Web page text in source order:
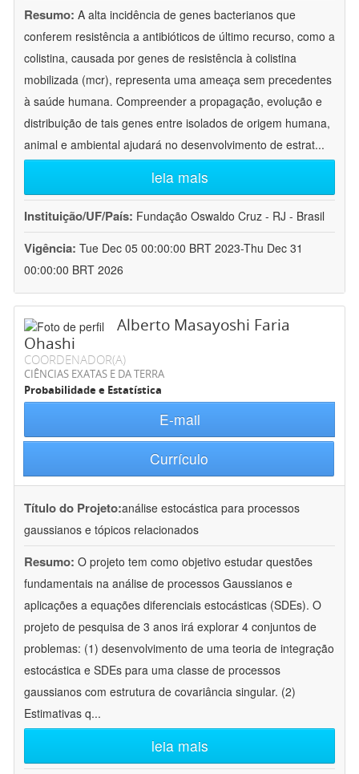
Resumo: A alta incidência de genes bacterianos que
conferem resistência a antibióticos de último recurso, como a
colistina, causada por genes de resistência à colistina
mobilizada (mcr), representa uma ameaça sem precedentes
à saúde humana. Compreender a propagação, evolução e
distribuição de tais genes entre isolados de origem humana,
animal e ambiental ajudará no desenvolvimento de estrat...
leia mais
Instituição/UF/País: Fundação Oswaldo Cruz - RJ - Brasil
Vigência: Tue Dec 05 00:00:00 BRT 2023-Thu Dec 31
00:00:00 BRT 2026
Alberto Masayoshi Faria
Ohashi
COORDENADOR(A)
CIÊNCIAS EXATAS E DA TERRA
Probabilidade e Estatística
E-mail
Currículo
Título do Projeto:análise estocástica para processos
gaussianos e tópicos relacionados
Resumo: O projeto tem como objetivo estudar questões
fundamentais na análise de processos Gaussianos e
aplicações a equações diferenciais estocásticas (SDEs). O
projeto de pesquisa de 3 anos irá explorar 4 conjuntos de
problemas: (1) desenvolvimento de uma teoria de integração
estocástica e SDEs para uma classe de processos
gaussianos com estrutura de covariância singular. (2)
Estimativas q...
leia mais